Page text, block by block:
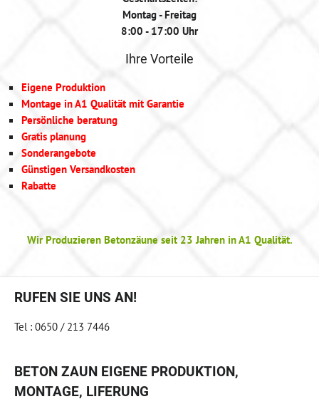
Montag - Freitag
8:00 - 17:00 Uhr
Ihre Vorteile
Eigene Produktion
Montage in A1 Qualität mit Garantie
Persönliche beratung
Gratis planung
Sonderangebote
Günstigen Versandkosten
Rabatte
Wir Produzieren Betonzäune seit 23 Jahren in A1 Qualität.
RUFEN SIE UNS AN!
Tel : 0650 / 213 7446
BETON ZAUN EIGENE PRODUKTION,
MONTAGE, LIFERUNG